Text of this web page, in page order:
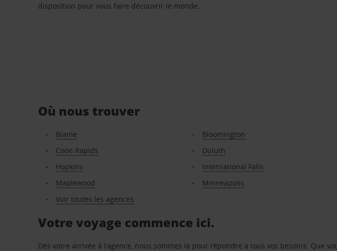
disposition pour vous faire découvrir le monde.
Où nous trouver
Blaine Bloomington
Coon Rapids
Duluth
Hopkins
International Falls
Maplewood
Minneapolis
Voir toutes les agences
Votre voyage commence ici.
Dès votre arrivée à l’agence, nous sommes là pour répondre à tous vos besoins. Que